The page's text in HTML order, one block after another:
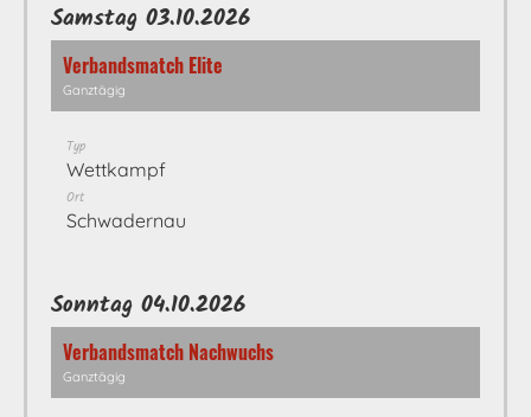
Samstag 03.10.2026
Verbandsmatch Elite
Ganztägig
Typ
Wettkampf
Ort
Schwadernau
Sonntag 04.10.2026
Verbandsmatch Nachwuchs
Ganztägig